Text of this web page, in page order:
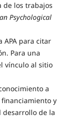
los trabajos
Psychological
APA para citar
Para una
vínculo al sitio
a
y
desarrollo de la